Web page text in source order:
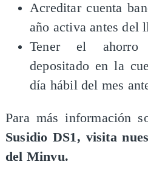
Acreditar cuenta
año activa antes del
Tener el ahorro
depositado en la
día hábil del mes
Para más información
Susidio DS1, visita
del Minvu.